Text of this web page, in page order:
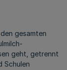
gesamten
geht, getrennt
Schulen